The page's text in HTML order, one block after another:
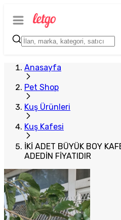
Anasayfa
Pet Shop
Kuş Ürünleri
Kuş Kafesi
İKİ ADET BÜYÜK BOY
ADEDİN FİYATIDIR